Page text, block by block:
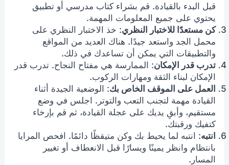
قبل البدء بالقيادة. قم بشراء كتاب مدرسي أو تطبيق
يحتوي على جميع المعلومات المهمة.
كن مستعدًا للاختبار النظري: خذ الاختبار النظري على
محمل الجد واستعد جيدًا. هناك العديد من المواقع
والتطبيقات التي يمكن أن تساعدك في ذلك.
تدرب قدر الإمكان: الممارسة هي مفتاح النجاح. تدرب قدر
الإمكان لبناء الثقة ومهارات الركوب.
العمل على الموقف الخاص بك: الوضعية الجيدة أثناء
القيادة مهمة لتجنب التعب والتوتر. اجلس في وضع
مستقيم، وأبقِ يديك على عجلة القيادة، ثم قم بإرخاء
كتفيك ورقبتك.
انتبه: انتبه لما يحيط بك وكن متيقظًا دائمًا. افحص المرايا
بانتظام وانظر يمينًا ويسارًا قبل الانعطاف أو تغيير
المسار.